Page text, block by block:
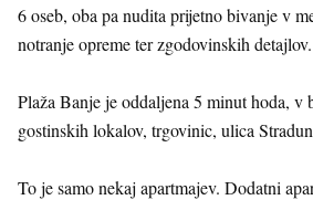
6 oseb, oba pa nudita prijetno bivanje v
notranje opreme ter zgodovinskih detajlov.
Plaža Banje je oddaljena 5 minut hoda, v
gostinskih lokalov, trgovinic, ulica
To je samo nekaj apartmajev. Dodatni